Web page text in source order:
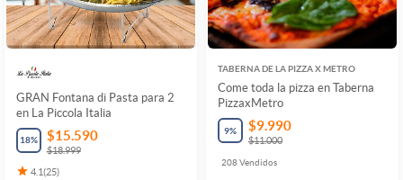
GRAN Fontana di Pasta para 2
en La Piccola Italia
18% $15.590
$18.999
4.1(25)
TABERNA DE LA PIZZA X METRO
Come toda la pizza en Taberna
PizzaxMetro
9% $9.990
$11.000
208Vendidos